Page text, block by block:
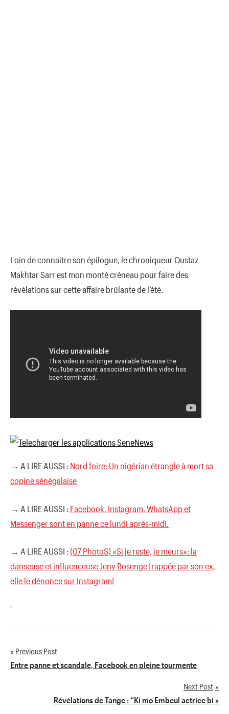
Loin de connaitre son épilogue, le chroniqueur Oustaz
Makhtar Sarr est mon monté créneau pour faire des
révélations sur cette affaire brûlante de l’été.
→ A LIRE AUSSI : Nord foire: Un nigérian étrangle à mort sa
copine sénégalaise
→ A LIRE AUSSI : Facebook, Instagram, WhatsApp et
Messenger sont en panne ce lundi après-midi.
→ A LIRE AUSSI : (07 PhotoS) «Si je reste, je meurs»: la
danseuse et influenceuse Jeny Bosenge frappée par son ex,
elle le dénonce sur Instagram!
'
Navigation
Previous Post
Entre panne et scandale, Facebook en pleine tourmente
Next Post
Révélations de Tange : “Ki mo Embeul actrice bi »